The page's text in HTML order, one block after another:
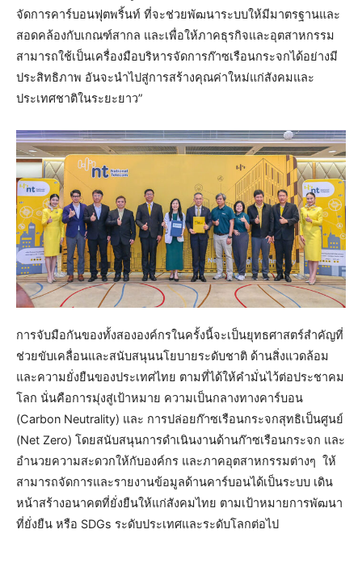
จัดการคาร์บอนฟุตพริ้นท์ ที่จะช่วยพัฒนาระบบให้มีมาตรฐานและ
สอดคล้องกับเกณฑ์สากล และเพื่อให้ภาคธุรกิจและอุตสาหกรรม
สามารถใช้เป็นเครื่องมือบริหารจัดการก๊าซเรือนกระจกได้อย่างมี
ประสิทธิภาพ อันจะนำไปสู่การสร้างคุณค่าใหม่แก่สังคมและ
ประเทศชาติในระยะยาว”
การจับมือกันของทั้งสององค์กรในครั้งนี้จะเป็นยุทธศาสตร์สำคัญที่
ช่วยขับเคลื่อนและสนับสนุนนโยบายระดับชาติ ด้านสิ่งแวดล้อม
และความยั่งยืนของประเทศไทย ตามที่ได้ให้คำมั่นไว้ต่อประชาคม
โลก นั่นคือการมุ่งสู่เป้าหมาย ความเป็นกลางทางคาร์บอน
(Carbon Neutrality) และ การปล่อยก๊าซเรือนกระจกสุทธิเป็นศูนย์
(Net Zero) โดยสนับสนุนการดำเนินงานด้านก๊าซเรือนกระจก และ
อำนวยความสะดวกให้กับองค์กร และภาคอุตสาหกรรมต่างๆ ให้
สามารถจัดการและรายงานข้อมูลด้านคาร์บอนได้เป็นระบบ เดิน
หน้าสร้างอนาคตที่ยั่งยืนให้แก่สังคมไทย ตามเป้าหมายการพัฒนา
ที่ยั่งยืน หรือ SDGs ระดับประเทศและระดับโลกต่อไป